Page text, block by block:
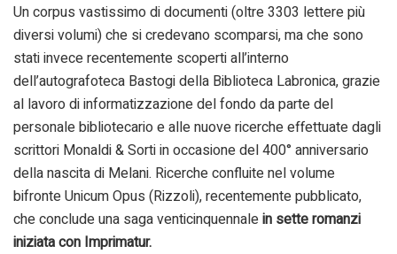
Un corpus vastissimo di documenti (oltre 3303 lettere più
diversi volumi) che si credevano scomparsi, ma che sono
stati invece recentemente scoperti all’interno
dell’autografoteca Bastogi della Biblioteca Labronica, grazie
al lavoro di informatizzazione del fondo da parte del
personale bibliotecario e alle nuove ricerche effettuate dagli
scrittori Monaldi & Sorti in occasione del 400° anniversario
della nascita di Melani. Ricerche confluite nel volume
bifronte Unicum Opus (Rizzoli), recentemente pubblicato,
che conclude una saga venticinquennalein sette romanzi
iniziata con Imprimatur.